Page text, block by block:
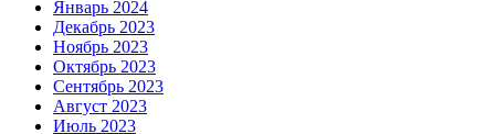
Январь 2024
Декабрь 2023
Ноябрь 2023
Октябрь 2023
Сентябрь 2023
Август 2023
Июль 2023